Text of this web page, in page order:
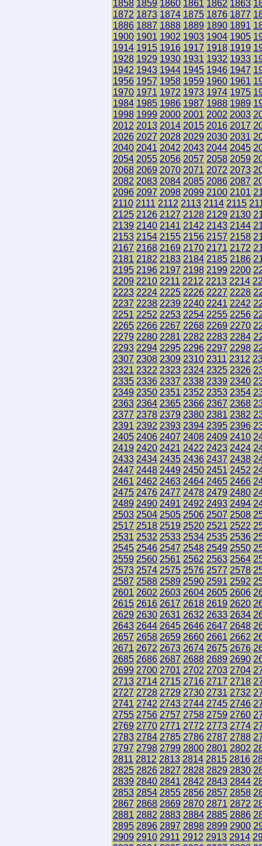
1858 1859 1860 1861 1862 1863
1872 1873 1874 1875 1876 1877
1886 1887 1888 1889 1890 1891
1900 1901 1902 1903 1904 1905
1914 1915 1916 1917 1918 1919
1928 1929 1930 1931 1932 1933
1942 1943 1944 1945 1946 1947
1956 1957 1958 1959 1960 1961
1970 1971 1972 1973 1974 1975
1984 1985 1986 1987 1988 1989
1998 1999 2000 2001 2002 2003
2012 2013 2014 2015 2016 2017
2026 2027 2028 2029 2030 2031
2040 2041 2042 2043 2044 2045
2054 2055 2056 2057 2058 2059
2068 2069 2070 2071 2072 2073
2082 2083 2084 2085 2086 2087
2096 2097 2098 2099 2100 2101
2110 2111 2112 2113 2114 2115
2125 2126 2127 2128 2129 2130
2139 2140 2141 2142 2143 2144
2153 2154 2155 2156 2157 2158
2167 2168 2169 2170 2171 2172
2181 2182 2183 2184 2185 2186
2195 2196 2197 2198 2199 2200
2209 2210 2211 2212 2213 2214
2223 2224 2225 2226 2227 2228
2237 2238 2239 2240 2241 2242
2251 2252 2253 2254 2255 2256
2265 2266 2267 2268 2269 2270
2279 2280 2281 2282 2283 2284
2293 2294 2295 2296 2297 2298
2307 2308 2309 2310 2311 2312
2321 2322 2323 2324 2325 2326
2335 2336 2337 2338 2339 2340
2349 2350 2351 2352 2353 2354
2363 2364 2365 2366 2367 2368
2377 2378 2379 2380 2381 2382
2391 2392 2393 2394 2395 2396
2405 2406 2407 2408 2409 2410
2419 2420 2421 2422 2423 2424
2433 2434 2435 2436 2437 2438
2447 2448 2449 2450 2451 2452
2461 2462 2463 2464 2465 2466
2475 2476 2477 2478 2479 2480
2489 2490 2491 2492 2493 2494
2503 2504 2505 2506 2507 2508
2517 2518 2519 2520 2521 2522
2531 2532 2533 2534 2535 2536
2545 2546 2547 2548 2549 2550
2559 2560 2561 2562 2563 2564
2573 2574 2575 2576 2577 2578
2587 2588 2589 2590 2591 2592
2601 2602 2603 2604 2605 2606
2615 2616 2617 2618 2619 2620
2629 2630 2631 2632 2633 2634
2643 2644 2645 2646 2647 2648
2657 2658 2659 2660 2661 2662
2671 2672 2673 2674 2675 2676
2685 2686 2687 2688 2689 2690
2699 2700 2701 2702 2703 2704
2713 2714 2715 2716 2717 2718
2727 2728 2729 2730 2731 2732
2741 2742 2743 2744 2745 2746
2755 2756 2757 2758 2759 2760
2769 2770 2771 2772 2773 2774
2783 2784 2785 2786 2787 2788
2797 2798 2799 2800 2801 2802
2811 2812 2813 2814 2815 2816
2825 2826 2827 2828 2829 2830
2839 2840 2841 2842 2843 2844
2853 2854 2855 2856 2857 2858
2867 2868 2869 2870 2871 2872
2881 2882 2883 2884 2885 2886
2895 2896 2897 2898 2899 2900
2909 2910 2911 2912 2913 2914